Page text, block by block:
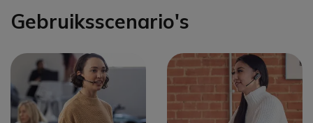
Gebruiksscenario's